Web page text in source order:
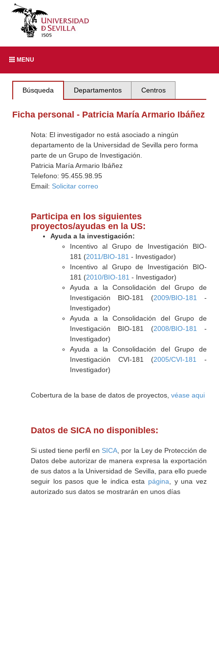
MENU
Búsqueda Departamentos Centros
Ficha personal - Patricia María Armario Ibáñez
Nota: El investigador no está asociado a ningún
departamento de la Universidad de Sevilla pero forma
parte de un Grupo de Investigación.
Patricia María Armario Ibáñez
Telefono: 95.455.98.95
Email: Solicitar correo
Participa en los siguientes
proyectos/ayudas en la US:
Ayuda a la investigación:
Incentivo al Grupo de Investigación BIO-
181 (2011/BIO-181 - Investigador)
Incentivo al Grupo de Investigación BIO-
181 (2010/BIO-181 - Investigador)
Ayuda a la Consolidación del Grupo de
Investigación BIO-181 (2009/BIO-181
-
Investigador)
Ayuda a la Consolidación del Grupo de
Investigación BIO-181 (2008/BIO-181
-
Investigador)
Ayuda a la Consolidación del Grupo de
Investigación CVI-181 (2005/CVI-181
-
Investigador)
Cobertura de la base de datos de proyectos, véase aqui
Datos de SICA no disponibles:
Si usted tiene perfil en SICA , por la Ley de Protección de
Datos debe autorizar de manera expresa la exportación
de sus datos a la Universidad de Sevilla, para ello puede
seguir los pasos que le indica esta página , y una vez
autorizado sus datos se mostrarán en unos días